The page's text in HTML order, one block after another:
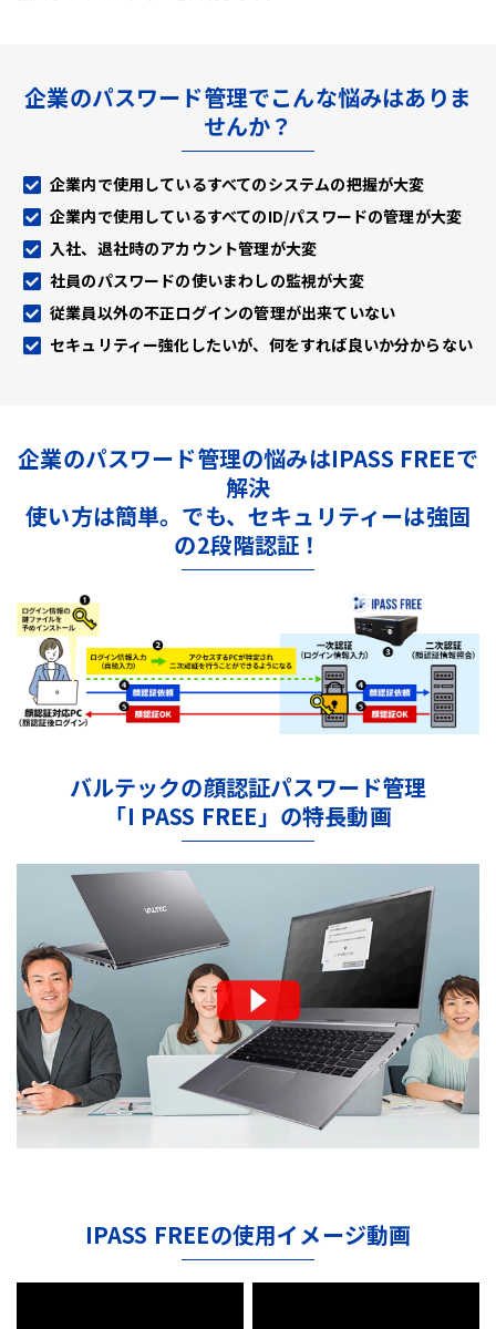
企業のパスワード管理でこんな悩みはありま
せんか？
企業内で使用しているすべてのシステムの把握が大変
企業内で使用しているすべてのID/パスワードの管理が大変
入社、退社時のアカウント管理が大変
社員のパスワードの使いまわしの監視が大変
従業員以外の不正ログインの管理が出来ていない
セキュリティー強化したいが、何をすれば良いか分からない
企業のパスワード管理の悩みはIPASS FREEで
解決
使い方は簡単。でも、セキュリティーは強固
の2段階認証！
バルテックの顔認証パスワード管理
「I PASS FREE」の特長動画
IPASS FREEの使用イメージ動画